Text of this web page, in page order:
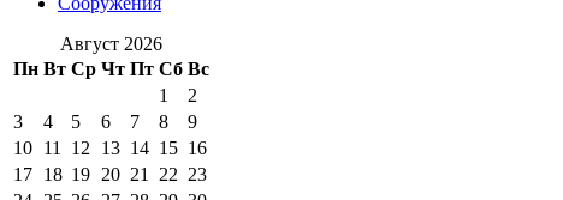
Август 2026
Пн Вт Ср Чт Пт Сб Вс
1
2
3
4 5 6 7 8
9
10 11 12 13 14 15 16
17 18 19 20 21 22 23